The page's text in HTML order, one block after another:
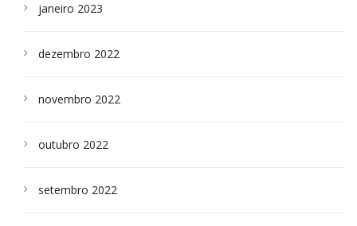
janeiro 2023
dezembro 2022
novembro 2022
outubro 2022
setembro 2022